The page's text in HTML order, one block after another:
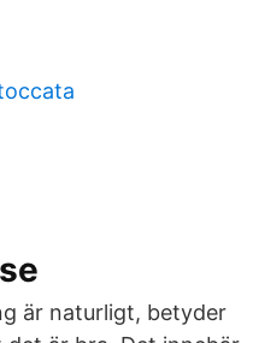
är naturligt, betyder